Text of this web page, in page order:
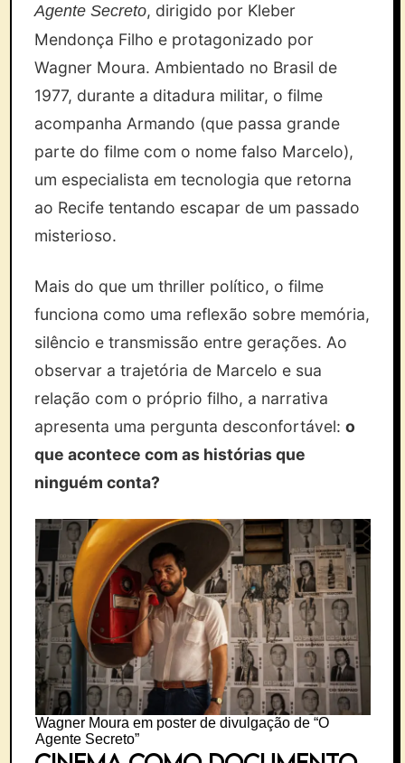
Agente Secreto, dirigido por Kleber
Mendonça Filho e protagonizado por
Wagner Moura. Ambientado no Brasil de
1977, durante a ditadura militar, o filme
acompanha Armando (que passa grande
parte do filme com o nome falso Marcelo),
um especialista em tecnologia que retorna
ao Recife tentando escapar de um passado
misterioso.
Mais do que um thriller político, o filme
funciona como uma reflexão sobre memória,
silêncio e transmissão entre gerações. Ao
observar a trajetória de Marcelo e sua
relação com o próprio filho, a narrativa
apresenta uma pergunta desconfortável:o
que acontece com as histórias que
ninguém conta?
Wagner Moura em poster de divulgação de “O
Agente Secreto”